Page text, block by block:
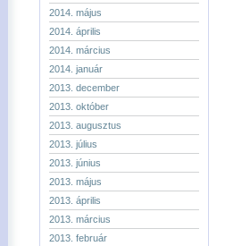
2014. május
2014. április
2014. március
2014. január
2013. december
2013. október
2013. augusztus
2013. július
2013. június
2013. május
2013. április
2013. március
2013. február